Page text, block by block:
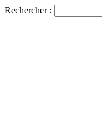
Rechercher :